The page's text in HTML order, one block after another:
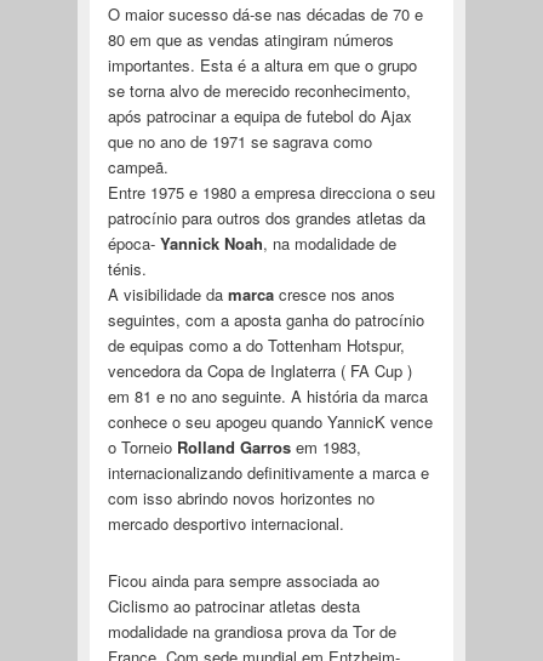
O maior sucesso dá-se nas décadas de 70 e
80 em que as vendas atingiram números
importantes. Esta é a altura em que o grupo
se torna alvo de merecido reconhecimento,
após patrocinar a equipa de futebol do Ajax
que no ano de 1971 se sagrava como
campeã.
Entre 1975 e 1980 a empresa direcciona o seu
patrocínio para outros dos grandes atletas da
época- Yannick Noah, na modalidade de
ténis.
A visibilidade damarcacresce nos anos
seguintes, com a aposta ganha do patrocínio
de equipas como a do Tottenham Hotspur,
vencedora da Copa de Inglaterra ( FA Cup )
em 81 e no ano seguinte. A história da marca
conhece o seu apogeu quando YannicK vence
o Torneio Rolland Garrosem 1983,
internacionalizando definitivamente a marca e
com isso abrindo novos horizontes no
mercado desportivo internacional.
Ficou ainda para sempre associada ao
Ciclismo ao patrocinar atletas desta
modalidade na grandiosa prova da Tor de
France. Com sede mundial em Entzheim-